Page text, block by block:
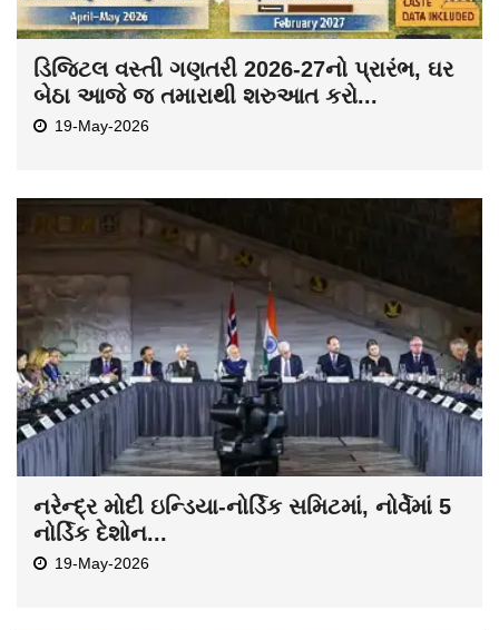
ડિજિટલ વસ્તી ગણતરી 2026-27નો પ્રારંભ, ઘર
બેઠા આજે જ તમારાથી શરુઆત કરો...
19-May-2026
નરેન્દ્ર મોદી ઇન્ડિયા-નોર્ડિક સમિટમાં, નોર્વેમાં 5
નોર્ડિક દેશોન...
19-May-2026